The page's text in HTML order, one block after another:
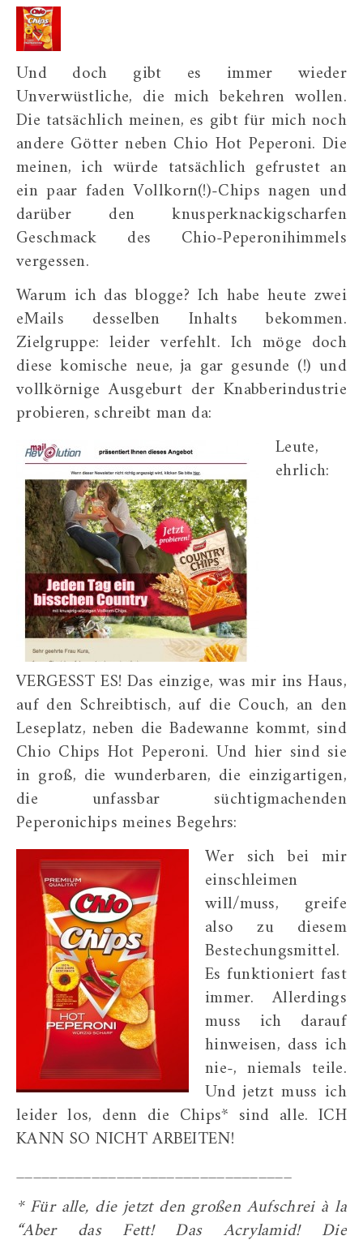
Und doch gibt es immer wieder
Unverwüstliche, die mich bekehren wollen.
Die tatsächlich meinen, es gibt für mich noch
andere Götter neben Chio Hot Peperoni. Die
meinen, ich würde tatsächlich gefrustet an
ein paar faden Vollkorn(!)-Chips nagen und
darüber den knusperknackigscharfen
Geschmack des Chio-Peperonihimmels
vergessen.
Warum ich das blogge? Ich habe heute zwei
eMails desselben Inhalts bekommen.
Zielgruppe: leider verfehlt. Ich möge doch
diese komische neue, ja gar gesunde (!) und
vollkörnige Ausgeburt der Knabberindustrie
probieren, schreibt man da:
Leute,
ehrlich:
VERGESST ES! Das einzige, was mir ins Haus,
auf den Schreibtisch, auf die Couch, an den
Leseplatz, neben die Badewanne kommt, sind
Chio Chips Hot Peperoni. Und hier sind sie
in groß, die wunderbaren, die einzigartigen,
die unfassbar süchtigmachenden
Peperonichips meines Begehrs:
Wer sich bei mir
einschleimen
will/muss, greife
also zu diesem
Bestechungsmittel.
Es funktioniert fast
immer. Allerdings
muss ich darauf
hinweisen, dass ich
nie-, niemals teile.
Und jetzt muss ich
leider los, denn die Chips* sind alle. ICH
KANN SO NICHT ARBEITEN!
_________________________________
* Für alle, die jetzt den großen Aufschrei à la
“Aber das Fett! Das Acrylamid! Die